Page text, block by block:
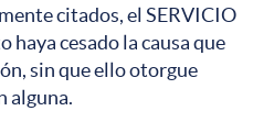
citados, el SERVICIO
haya cesado la causa que
sin que ello otorgue
alguna.